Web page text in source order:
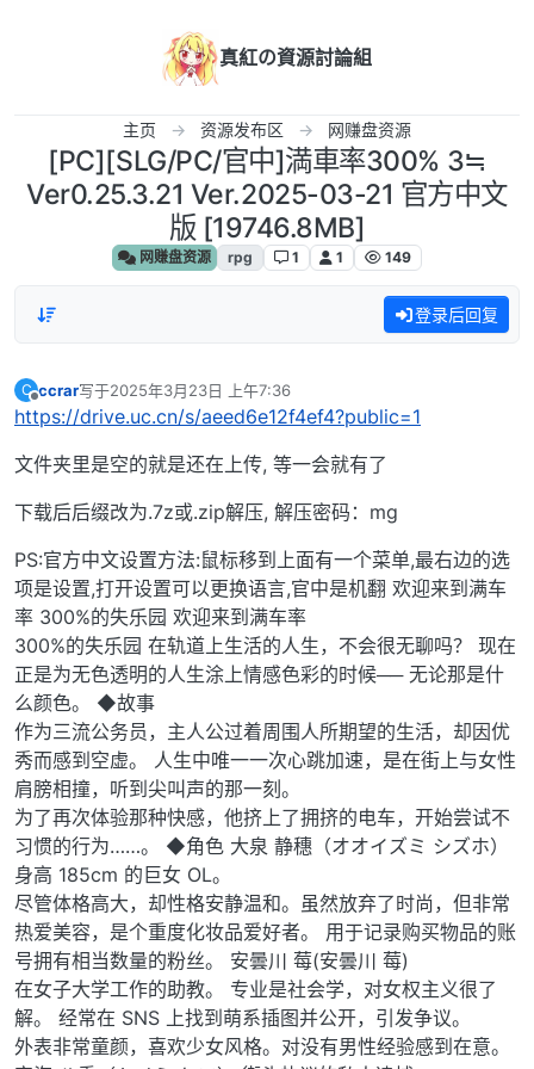
真紅の資源討論組
主页 资源发布区 网赚盘资源
[PC][SLG/PC/官中]満車率300% 3≒
Ver0.25.3.21 Ver.2025-03-21 官方中文
版 [19746.8MB]
网赚盘资源 rpg 1 1 149
登录后回复
C
离线
ccrar写于2025年3月23日 上午7:36
最后由 编辑
https://drive.uc.cn/s/aeed6e12f4ef4?public=1
文件夹里是空的就是还在上传, 等一会就有了
下载后后缀改为.7z或.zip解压, 解压密码：mg
PS:官方中文设置方法:鼠标移到上面有一个菜单,最右边的选
项是设置,打开设置可以更换语言,官中是机翻 欢迎来到满车
率 300%的失乐园 欢迎来到满车率
300%的失乐园 在轨道上生活的人生，不会很无聊吗？ 现在
正是为无色透明的人生涂上情感色彩的时候── 无论那是什
么颜色。 ◆故事
作为三流公务员，主人公过着周围人所期望的生活，却因优
秀而感到空虚。 人生中唯一一次心跳加速，是在街上与女性
肩膀相撞，听到尖叫声的那一刻。
为了再次体验那种快感，他挤上了拥挤的电车，开始尝试不
习惯的行为……。 ◆角色 大泉 静穗（オオイズミ シズホ）
身高 185cm 的巨女 OL。
尽管体格高大，却性格安静温和。虽然放弃了时尚，但非常
热爱美容，是个重度化妆品爱好者。 用于记录购买物品的账
号拥有相当数量的粉丝。 安曇川 莓(安曇川 莓)
在女子大学工作的助教。 专业是社会学，对女权主义很了
解。 经常在 SNS 上找到萌系插图并公开，引发争议。
外表非常童颜，喜欢少女风格。对没有男性经验感到在意。